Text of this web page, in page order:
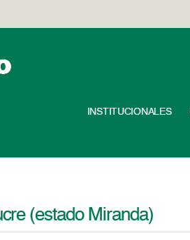
INSTITUCIONALES
(estado Miranda)